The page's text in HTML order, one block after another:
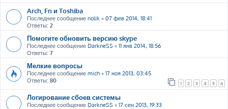
Arch, Fn и Toshiba
Последнее сообщение nolik « 07 фев 2014, 18:41
Ответы: 2
Помогите обновить версию skype
Последнее сообщение DarkneSS « 11 янв 2014, 18:56
Ответы: 7
Мелкие вопросы
Последнее сообщение mich « 17 ноя 2013, 03:45
Ответы: 80 1 2 3 4 5 6
Логирование сбоев системы
Последнее сообщение DarkneSS « 17 сен 2013, 19:33